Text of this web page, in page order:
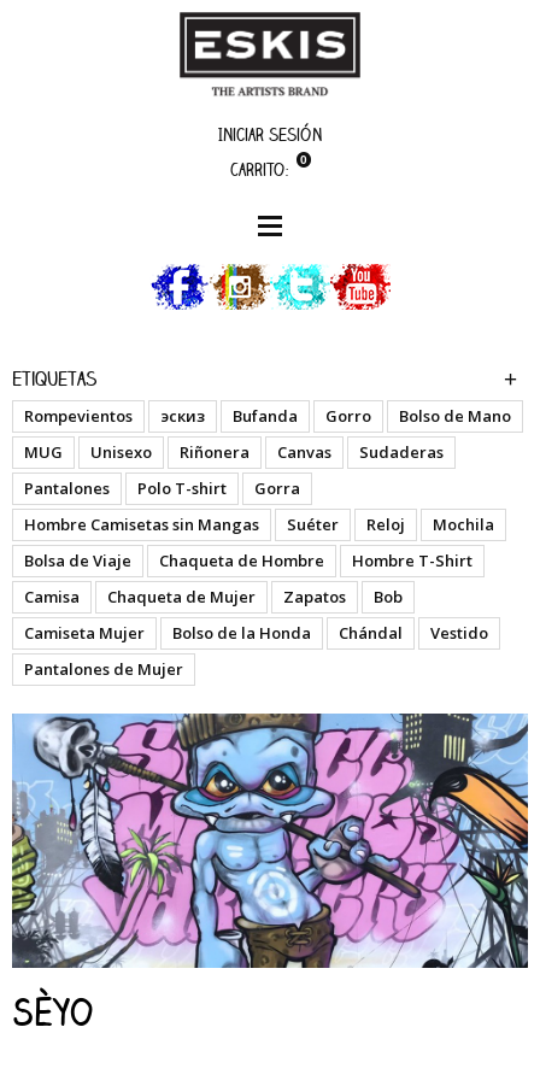
Iniciar sesión
Carrito:
0
artistas
Etiquetas
Rompevientos эскиз Bufanda Gorro
Bolso de Mano
MUG
Unisexo Riñonera Canvas
Sudaderas
Pantalones
Polo T-shirt
Gorra
Hombre Camisetas sin Mangas
Suéter Reloj
Mochila
Bolsa de Viaje
Chaqueta de Hombre
Hombre T-Shirt
Camisa
Chaqueta de Mujer Zapatos
Bob
Camiseta Mujer
Bolso de la Honda Chándal
Vestido
Pantalones de Mujer
Sèyo